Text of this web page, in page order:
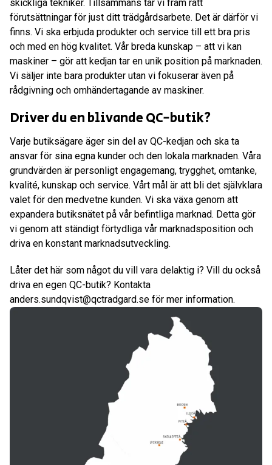
skickliga tekniker. Tillsammans tar vi fram rätt
förutsättningar för just ditt trädgårdsarbete. Det är därför vi
finns. Vi ska erbjuda produkter och service till ett bra pris
och med en hög kvalitet. Vår breda kunskap – att vi kan
maskiner – gör att kedjan tar en unik position på marknaden.
Vi säljer inte bara produkter utan vi fokuserar även på
rådgivning och omhändertagande av maskiner.
Driver du en blivande QC-butik?
Varje butiksägare äger sin del av QC-kedjan och ska ta
ansvar för sina egna kunder och den lokala marknaden. Våra
grundvärden är personligt engagemang, trygghet, omtanke,
kvalité, kunskap och service. Vårt mål är att bli det självklara
valet för den medvetne kunden. Vi ska växa genom att
expandera butiksnätet på vår befintliga marknad. Detta gör
vi genom att ständigt förtydliga vår marknadsposition och
driva en konstant marknadsutveckling.
Låter det här som något du vill vara delaktig i? Vill du också
driva en egen QC-butik? Kontakta
anders.sundqvist@qctradgard.se för mer information.